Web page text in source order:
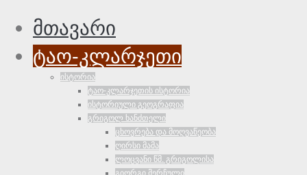
მთავარი
ტაო-კლარჯეთი
ისტორია
ტაო-კლარჯეთის ისტორია
ისტორიული გეოგრაფია
გრიგოლ ხანძთელი
ცხოვრება და მოღვაწეობა
ღირსი მამა
ლოცვანი წმ. გრიგოლისა
გიორგი მერჩული